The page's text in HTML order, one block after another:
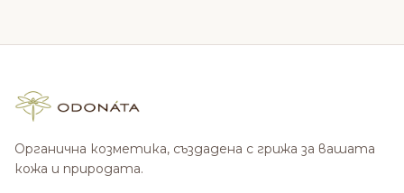
Органична козметика, създадена с грижа за вашата
кожа и природата.